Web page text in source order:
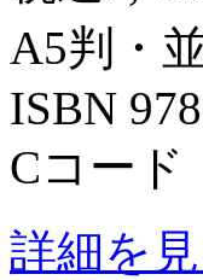
A5判・
ISBN
Cコー
詳細を